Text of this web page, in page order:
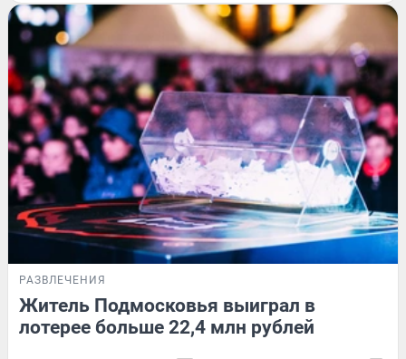
РАЗВЛЕЧЕНИЯ
Житель Подмосковья выиграл в
лотерее больше 22,4 млн рублей